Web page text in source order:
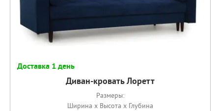
Доставка 1 день
Диван-кровать Лоретт
Размеры:
Ширина x Высота x Глубина